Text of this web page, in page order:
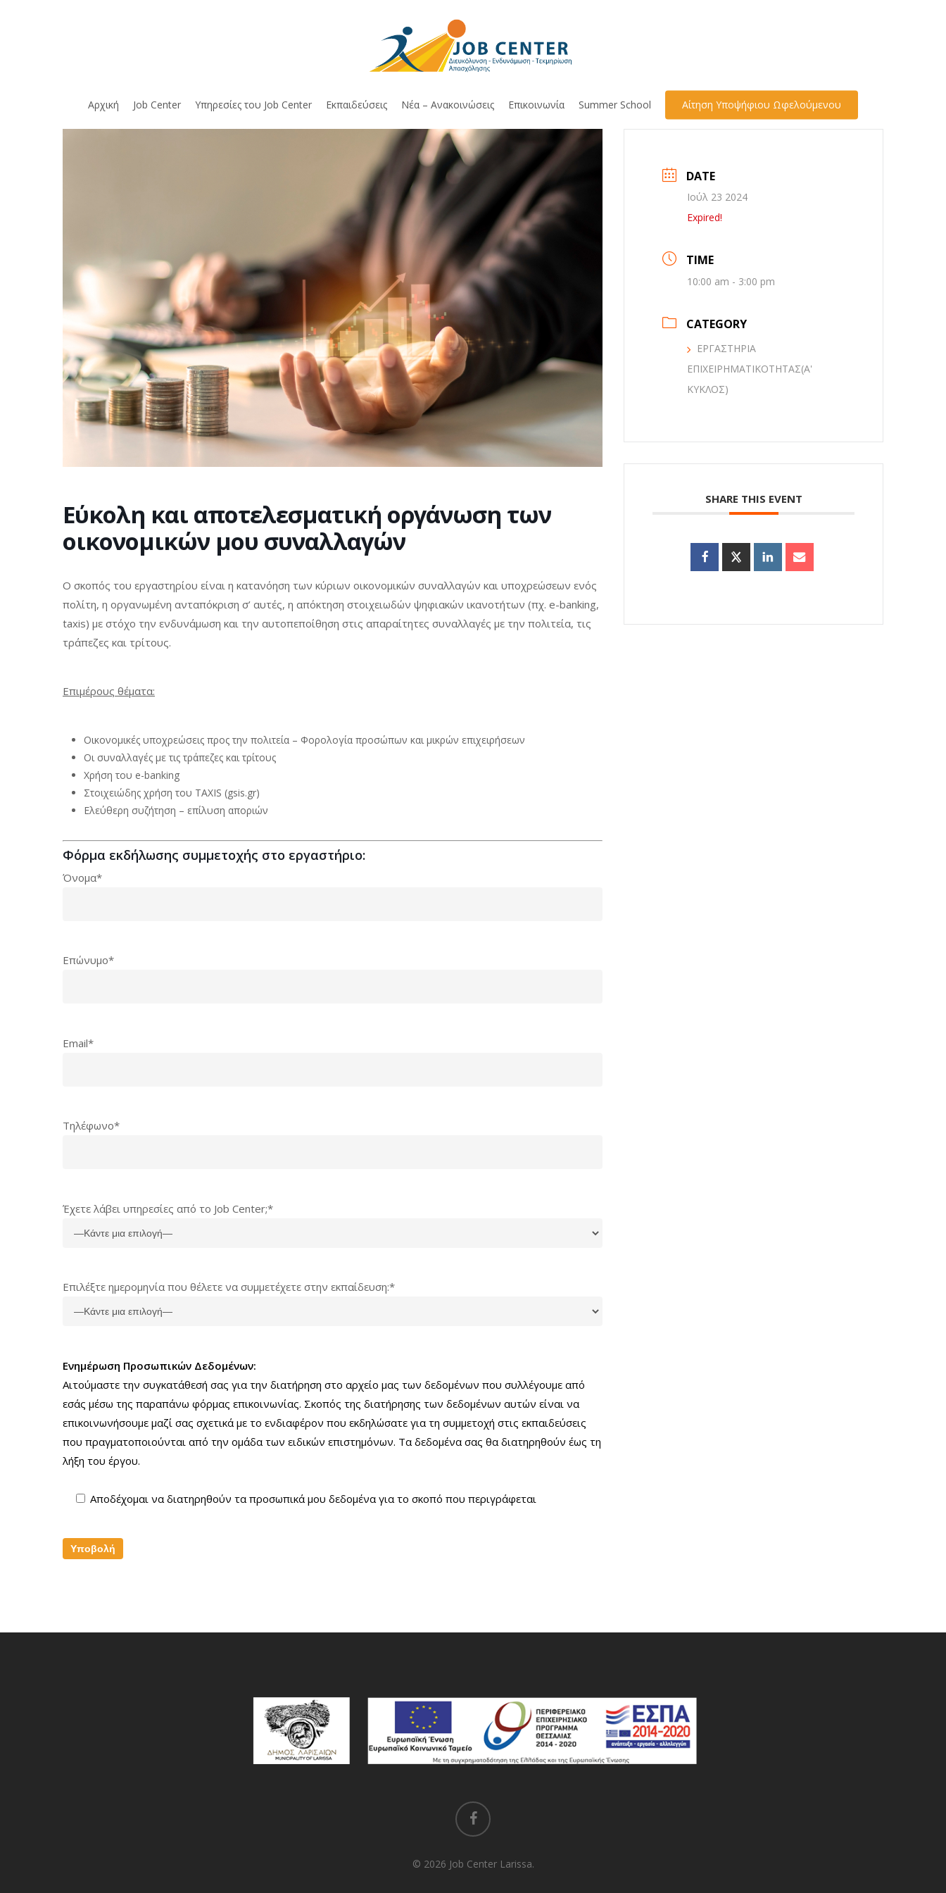
Αρχική Job Center Υπηρεσίες του Job Center Εκπαιδεύσεις Νέα – Ανακοινώσεις Επικοινωνία Summer School Αίτηση Υποψήφιου Ωφελούμενου
Εύκολη και αποτελεσματική οργάνωση των
οικονομικών μου συναλλαγών
Ο σκοπός του εργαστηρίου είναι η κατανόηση των κύριων οικονομικών συναλλαγών και υποχρεώσεων ενός
πολίτη, η οργανωμένη ανταπόκριση σ’ αυτές, η απόκτηση στοιχειωδών ψηφιακών ικανοτήτων (πχ. e-banking,
taxis) με στόχο την ενδυνάμωση και την αυτοπεποίθηση στις απαραίτητες συναλλαγές με την πολιτεία, τις
τράπεζες και τρίτους.
Επιμέρους θέματα:
Οικονομικές υποχρεώσεις προς την πολιτεία – Φορολογία προσώπων και μικρών επιχειρήσεων
Οι συναλλαγές με τις τράπεζες και τρίτους
Χρήση του e-banking
Στοιχειώδης χρήση του TAXIS (gsis.gr)
Ελεύθερη συζήτηση – επίλυση αποριών
Φόρμα εκδήλωσης συμμετοχής στο εργαστήριο:
Όνομα*
Επώνυμο*
Email*
Τηλέφωνο*
Έχετε λάβει υπηρεσίες από το Job Center;*
Επιλέξτε ημερομηνία που θέλετε να συμμετέχετε στην εκπαίδευση:*
Ενημέρωση Προσωπικών Δεδομένων:
Αιτούμαστε την συγκατάθεσή σας για την διατήρηση στο αρχείο μας των δεδομένων που συλλέγουμε από
εσάς μέσω της παραπάνω φόρμας επικοινωνίας. Σκοπός της διατήρησης των δεδομένων αυτών είναι να
επικοινωνήσουμε μαζί σας σχετικά με το ενδιαφέρον που εκδηλώσατε για τη συμμετοχή στις εκπαιδεύσεις
που πραγματοποιούνται από την ομάδα των ειδικών επιστημόνων. Τα δεδομένα σας θα διατηρηθούν έως τη
λήξη του έργου.
Αποδέχομαι να διατηρηθούν τα προσωπικά μου δεδομένα για το σκοπό που περιγράφεται
DATE
Ιούλ 23 2024
Expired!
TIME
10:00 am - 3:00 pm
CATEGORY
ΕΡΓΑΣΤΗΡΙΑ
ΕΠΙΧΕΙΡΗΜΑΤΙΚΟΤΗΤΑΣ(Α'
ΚΥΚΛΟΣ)
SHARE THIS EVENT
facebook
© 2026 Job Center Larissa.